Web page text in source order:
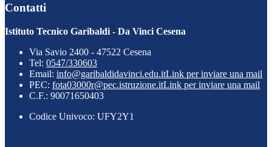
Contatti
Istituto Tecnico Garibaldi - Da Vinci Cesena
Via Savio 2400 - 47522 Cesena
Tel: 0547/330603
Email: info@garibaldidavinci.edu.itLink per inviare una mail
PEC: fota03000r@pec.istruzione.itLink per inviare una mail
C.F.: 90071650403
Codice Univoco: UFY2Y1